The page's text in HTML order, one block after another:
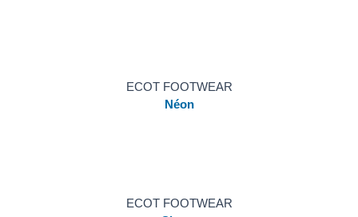
ECOT FOOTWEAR
Néon
ECOT FOOTWEAR